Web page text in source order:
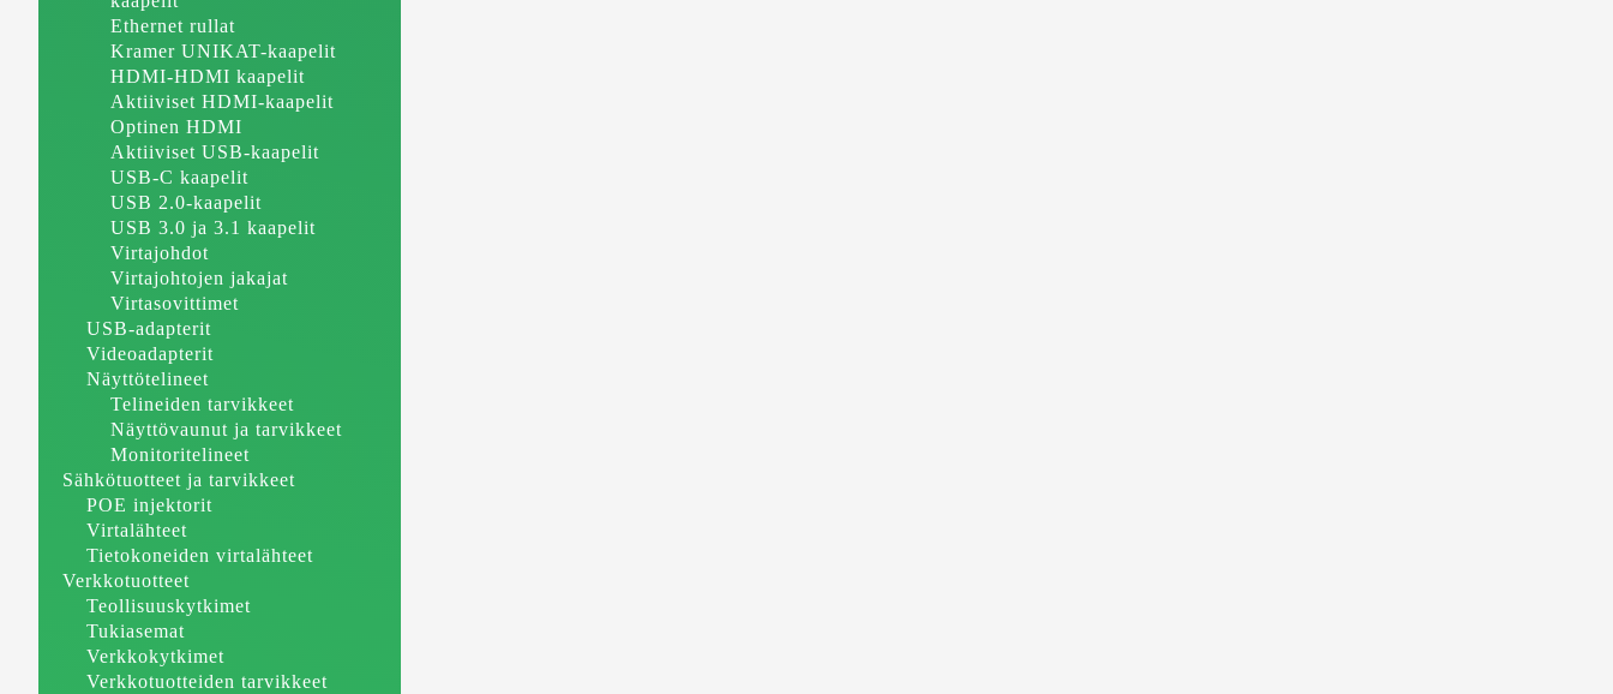
Ethernet rullat
Kramer UNIKAT-kaapelit
HDMI-HDMI kaapelit
Aktiiviset HDMI-kaapelit
Optinen HDMI
Aktiiviset USB-kaapelit
USB-C kaapelit
USB 2.0-kaapelit
USB 3.0 ja 3.1 kaapelit
Virtajohdot
Virtajohtojen jakajat
Virtasovittimet
USB-adapterit
Videoadapterit
Näyttötelineet
Telineiden tarvikkeet
Näyttövaunut ja tarvikkeet
Monitoritelineet
Sähkötuotteet ja tarvikkeet
POE injektorit
Virtalähteet
Tietokoneiden virtalähteet
Verkkotuotteet
Teollisuuskytkimet
Tukiasemat
Verkkokytkimet
Verkkotuotteiden tarvikkeet